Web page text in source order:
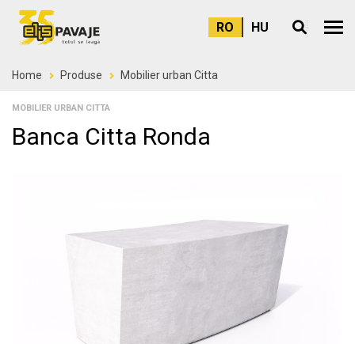
RO HU Meniu
Home Produse Mobilier urban Citta
MOBILIER URBAN CITTA
Banca Citta Ronda